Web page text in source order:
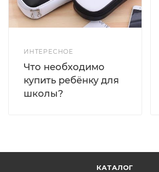
ИНТЕРЕСНОЕ
Что необходимо
купить ребёнку для
школы?
КАТАЛОГ